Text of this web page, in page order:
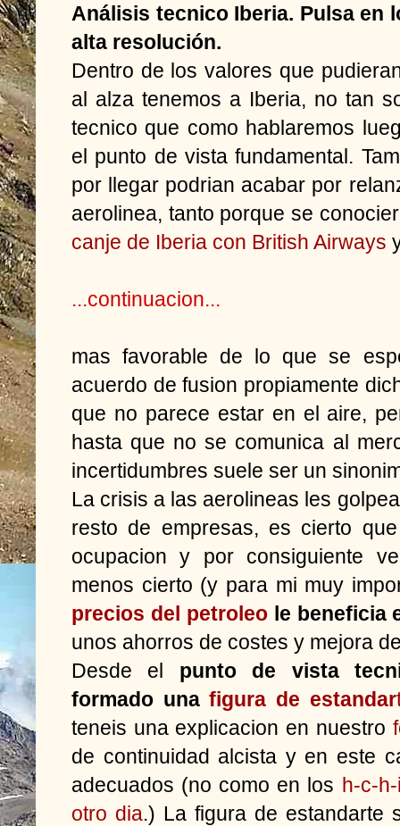
Análisis tecnico Iberia. Pulsa en
alta resolución.
Dentro de los valores que
al alza tenemos a Iberia, no tan
tecnico que como hablaremos
el punto de vista fundamental.
por llegar podrian acabar por
aerolinea, tanto porque se
canje de Iberia con British Airways
...continuacion...
mas favorable de lo que se
acuerdo de fusion propiamente
que no parece estar en el aire,
hasta que no se comunica al
incertidumbres suele ser un
La crisis a las aerolineas les
resto de empresas, es cierto
ocupacion y por consiguiente
menos cierto (y para mi muy
precios del petroleole beneficia
unos ahorros de costes y mejora
Desde el punto de vista
formado unafigura de estandar
teneis una explicacion en nuestro
de continuidad alcista y en este
adecuados (no como en los h-c-
otro dia.) La figura de estandarte